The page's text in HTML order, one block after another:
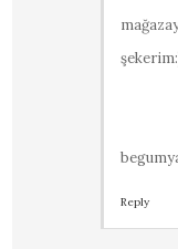
Reply